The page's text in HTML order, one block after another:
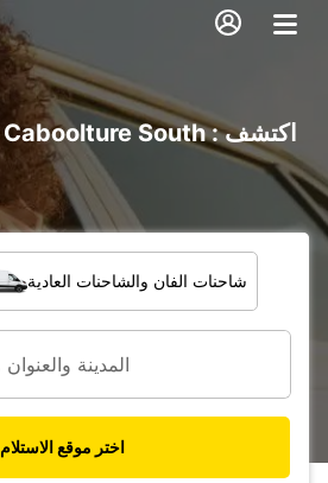
شاحنات الفان والشاحنات العادية
اختر موقع الاستلام